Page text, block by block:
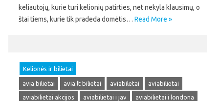
keliautojų, kurie turi kelionių patirties, net nekyla klausimų, o
štai tiems, kurie tik pradeda domėtis… Read More »
Kelionės ir bilietai
avia bilietai avia.lt bilietai aviabiletai
aviabilietai
aviabilietai akcijos
aviabilietai i jav
aviabilietai i londona